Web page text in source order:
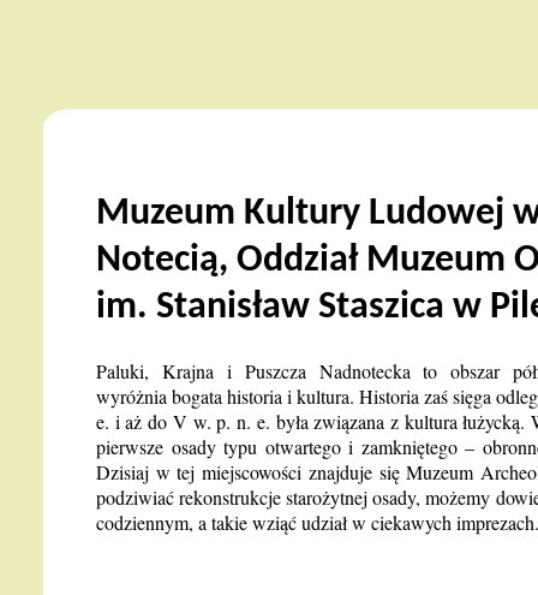
Muzeum Kultury Ludowej
Notecią, Oddział Muzeum
im. Stanisław Staszica w
Paluki, Krajna i Puszcza Nadnotecka to obszar
wyróżnia bogata historia i kultura. Historia zaś sięga
e. i aż do V w. p. n. e. była związana z kultura łużycką.
pierwsze osady typu otwartego i zamkniętego –
Dzisiaj w tej miejscowości znajduje się Muzeum
podziwiać rekonstrukcje starożytnej osady, możemy
codziennym, a takie wziąć udział w ciekawych imprezach.